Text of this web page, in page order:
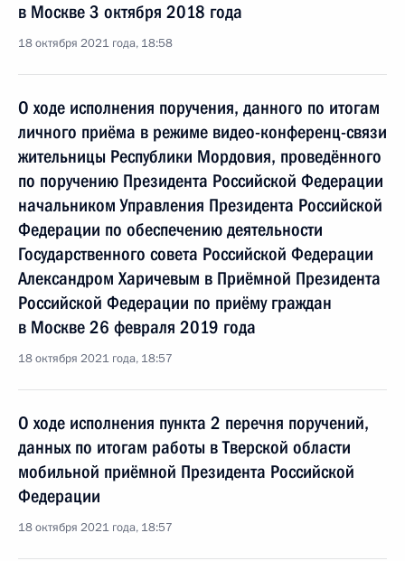
в Москве 3 октября 2018 года
18 октября 2021 года, 18:58
О ходе исполнения поручения, данного по итогам
личного приёма в режиме видео-конференц-связи
жительницы Республики Мордовия, проведённого
по поручению Президента Российской Федерации
начальником Управления Президента Российской
Федерации по обеспечению деятельности
Государственного совета Российской Федерации
Александром Харичевым в Приёмной Президента
Российской Федерации по приёму граждан
в Москве 26 февраля 2019 года
18 октября 2021 года, 18:57
О ходе исполнения пункта 2 перечня поручений,
данных по итогам работы в Тверской области
мобильной приёмной Президента Российской
Федерации
18 октября 2021 года, 18:57